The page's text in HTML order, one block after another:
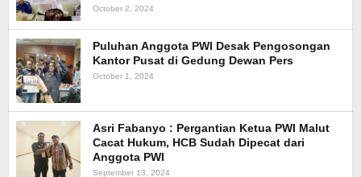
October 2, 2024
Puluhan Anggota PWI Desak Pengosongan
Kantor Pusat di Gedung Dewan Pers
October 1, 2024
Asri Fabanyo : Pergantian Ketua PWI Malut
Cacat Hukum, HCB Sudah Dipecat dari
Anggota PWI
September 13, 2024